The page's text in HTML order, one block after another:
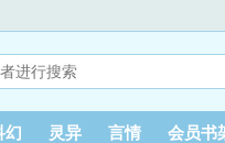
幻 灵异 言情 会员书